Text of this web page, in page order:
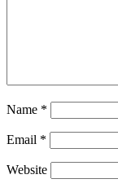
Name *
Email *
Website